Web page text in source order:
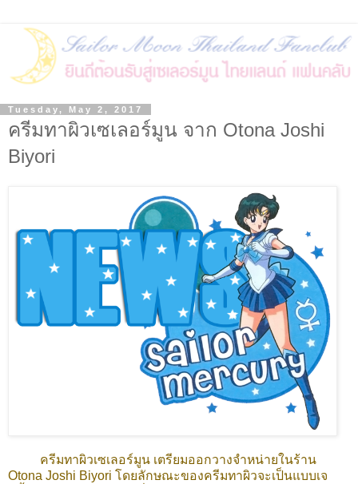
Tuesday, May 2, 2017
ครีมทาผิวเซเลอร์มูน จาก Otona Joshi
Biyori
ครีมทาผิวเซเลอร์มูน เตรียมออกวางจำหน่ายในร้าน
Otona Joshi Biyori โดยลักษณะของครีมทาผิวจะเป็นแบบเจ